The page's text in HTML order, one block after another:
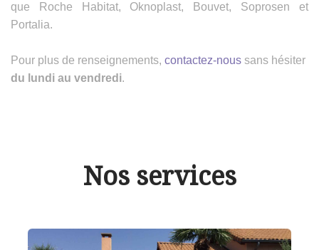
que Roche Habitat, Oknoplast, Bouvet, Soprosen et
Portalia.
Pour plus de renseignements, contactez-nous sans hésiter
du lundi au vendredi.
Nos services